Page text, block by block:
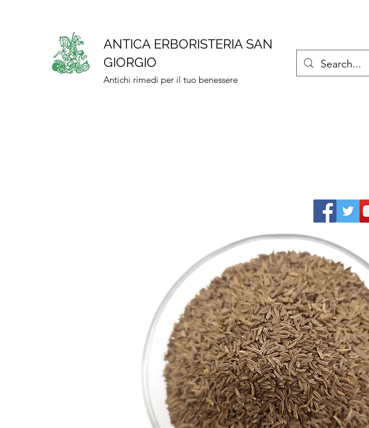
ANTICA ERBORISTERIA SAN
GIORGIO
Antichi rimedi per il tuo benessere